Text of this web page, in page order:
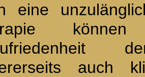
eine
auch